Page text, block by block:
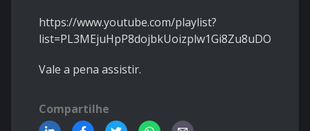
https://www.youtube.com/playlist?
list=PL3MEjuHpP8dojbkUoizplw1Gi8Zu8uDOY
Vale a pena assistir.
Compartilhe